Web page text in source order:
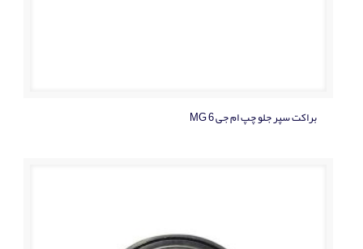
براکت سپر جلو چپ ام جی MG 6